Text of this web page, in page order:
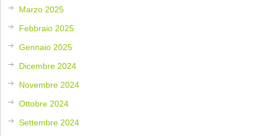
Marzo 2025
Febbraio 2025
Gennaio 2025
Dicembre 2024
Novembre 2024
Ottobre 2024
Settembre 2024